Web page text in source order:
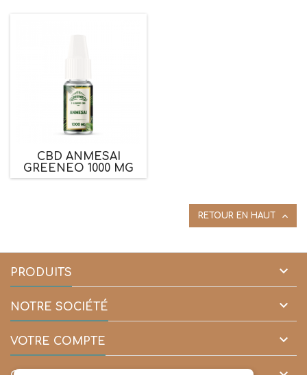
CBD ANMESAI
GREENEO 1000 MG
RETOUR EN HAUT 
PRODUITS 
NOTRE SOCIÉTÉ 
VOTRE COMPTE 